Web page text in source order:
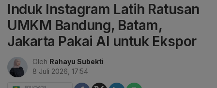
Induk Instagram Latih Ratusan
UMKM Bandung, Batam,
Jakarta Pakai AI untuk Ekspor
Oleh Rahayu Subekti
8 Juli 2026, 17:54